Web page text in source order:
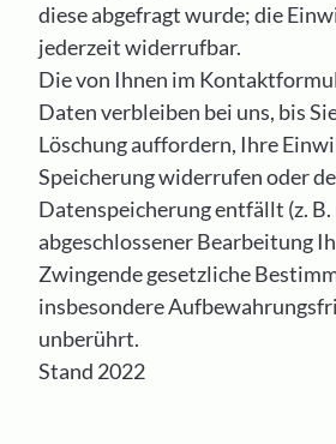
diese abgefragt wurde; die
jederzeit widerrufbar.
Die von Ihnen im
Daten verbleiben bei uns, bis
Löschung auffordern, Ihre
Speicherung widerrufen oder
Datenspeicherung entfällt (z. B.
abgeschlossener Bearbeitung
Zwingende gesetzliche
insbesondere
unberührt.
Stand 2022